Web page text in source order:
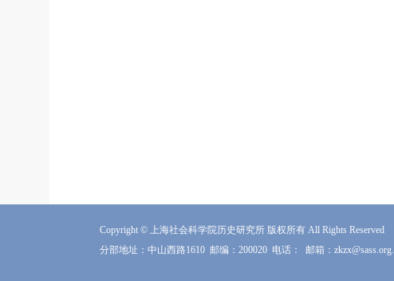
Copyright © 上海社会科学院历史研究所 版权所有 All Rights Reserved
分部地址：中山西路1610 邮编：200020 电话： 邮箱：